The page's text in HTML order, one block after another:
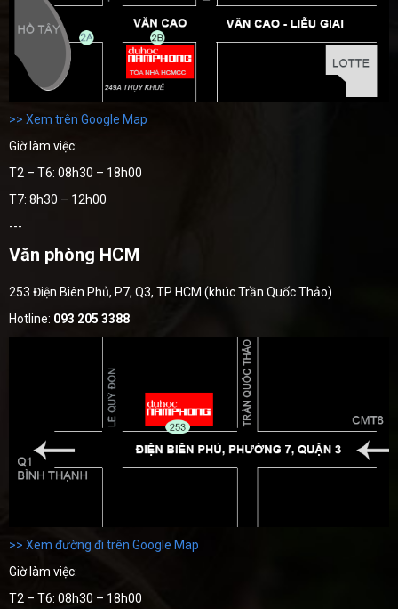
>> Xem trên Google Map
Giờ làm việc:
T2 – T6: 08h30 – 18h00
T7: 8h30 – 12h00
---
Văn phòng HCM
253 Điện Biên Phủ, P7, Q3, TP HCM (khúc Trần Quốc Thảo)
Hotline: 093 205 3388
>> Xem đường đi trên Google Map
Giờ làm việc:
T2 – T6: 08h30 – 18h00